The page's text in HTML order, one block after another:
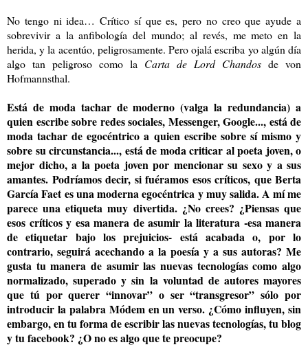
No tengo ni idea… Crítico sí que es, pero no creo que ayude a
sobrevivir a la anfibología del mundo; al revés, me meto en la
herida, y la acentúo, peligrosamente. Pero ojalá escriba yo algún día
algo tan peligroso como la Carta de Lord Chandos de von
Hofmannsthal.
Está de moda tachar de moderno (valga la redundancia) a
quien escribe sobre redes sociales, Messenger, Google..., está de
moda tachar de egocéntrico a quien escribe sobre sí mismo y
sobre su circunstancia..., está de moda criticar al poeta joven, o
mejor dicho, a la poeta joven por mencionar su sexo y a sus
amantes. Podríamos decir, si fuéramos esos críticos, que Berta
García Faet es una moderna egocéntrica y muy salida. A mí me
parece una etiqueta muy divertida. ¿No crees? ¿Piensas que
esos críticos y esa manera de asumir la literatura -esa manera
de etiquetar bajo los prejuicios- está acabada o, por lo
contrario, seguirá acechando a la poesía y a sus autoras? Me
gusta tu manera de asumir las nuevas tecnologías como algo
normalizado, superado y sin la voluntad de autores mayores
que tú por querer “innovar” o ser “transgresor” sólo por
introducir la palabra Módem en un verso. ¿Cómo influyen, sin
embargo, en tu forma de escribir las nuevas tecnologías, tu blog
y tu facebook? ¿O no es algo que te preocupe?